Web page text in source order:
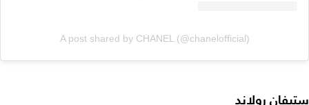
A post shared by CHANEL (@chanelofficial)
ستيفان رولاند